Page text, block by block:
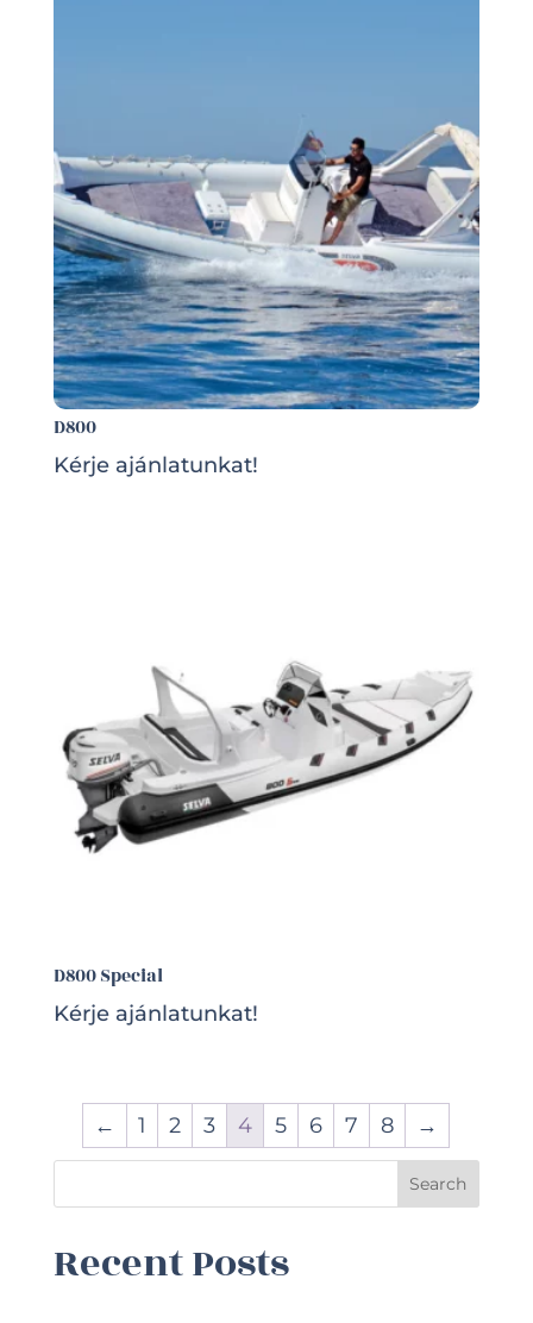
D800
Kérje ajánlatunkat!
D800 Special
Kérje ajánlatunkat!
← 1 2 3 4 5 6 7 8 →
Search
Recent Posts